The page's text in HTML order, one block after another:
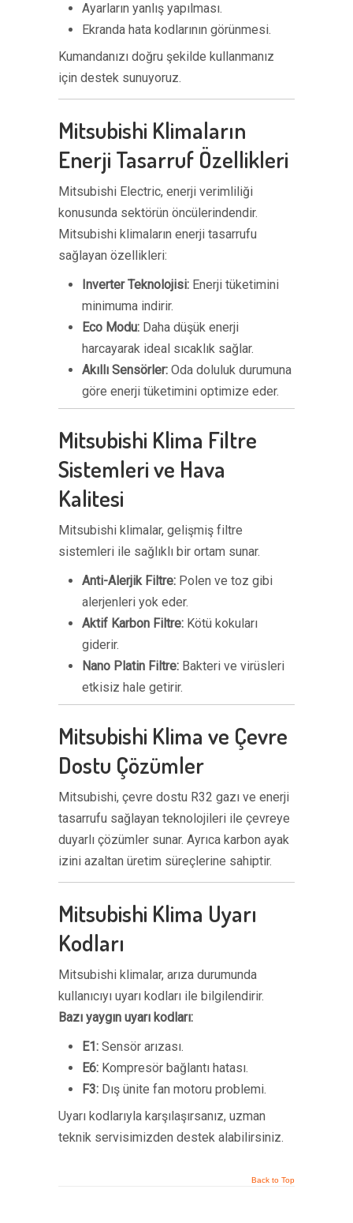
Ayarların yanlış yapılması.
Ekranda hata kodlarının görünmesi.
Kumandanızı doğru şekilde kullanmanız
için destek sunuyoruz.
Mitsubishi Klimaların
Enerji Tasarruf Özellikleri
Mitsubishi Electric, enerji verimliliği
konusunda sektörün öncülerindendir.
Mitsubishi klimaların enerji tasarrufu
sağlayan özellikleri:
Inverter Teknolojisi: Enerji tüketimini
minimuma indirir.
Eco Modu: Daha düşük enerji
harcayarak ideal sıcaklık sağlar.
Akıllı Sensörler: Oda doluluk durumuna
göre enerji tüketimini optimize eder.
Mitsubishi Klima Filtre
Sistemleri ve Hava
Kalitesi
Mitsubishi klimalar, gelişmiş filtre
sistemleri ile sağlıklı bir ortam sunar.
Anti-Alerjik Filtre: Polen ve toz gibi
alerjenleri yok eder.
Aktif Karbon Filtre: Kötü kokuları
giderir.
Nano Platin Filtre: Bakteri ve virüsleri
etkisiz hale getirir.
Mitsubishi Klima ve Çevre
Dostu Çözümler
Mitsubishi, çevre dostu R32 gazı ve enerji
tasarrufu sağlayan teknolojileri ile çevreye
duyarlı çözümler sunar. Ayrıca karbon ayak
izini azaltan üretim süreçlerine sahiptir.
Mitsubishi Klima Uyarı
Kodları
Mitsubishi klimalar, arıza durumunda
kullanıcıyı uyarı kodları ile bilgilendirir.
Bazı yaygın uyarı kodları:
E1: Sensör arızası.
E6: Kompresör bağlantı hatası.
F3: Dış ünite fan motoru problemi.
Uyarı kodlarıyla karşılaşırsanız, uzman
teknik servisimizden destek alabilirsiniz.
Back to Top